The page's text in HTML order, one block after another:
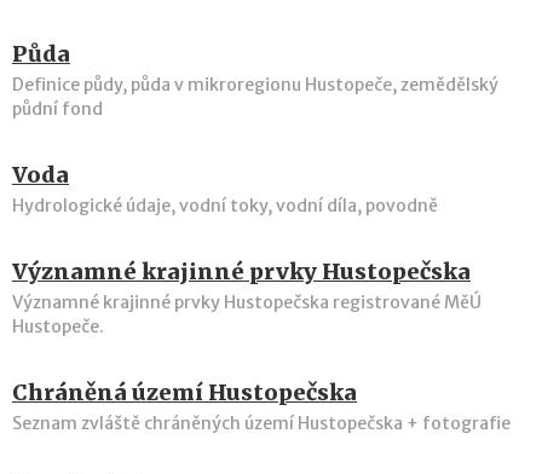
Půda
Definice půdy, půda v mikroregionu Hustopeče, zemědělský
půdní fond
Voda
Hydrologické údaje, vodní toky, vodní díla, povodně
Významné krajinné prvky Hustopečska
Významné krajinné prvky Hustopečska registrované MěÚ
Hustopeče.
Chráněná území Hustopečska
Seznam zvláště chráněných území Hustopečska + fotografie